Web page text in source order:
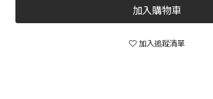
加入購物車
加入追蹤清單